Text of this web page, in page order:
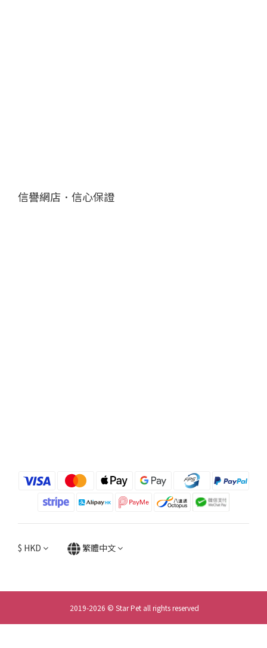
信譽網店．信心保證
$ HKD 繁體中文
2019-2026 © Star Pet all rights reserved